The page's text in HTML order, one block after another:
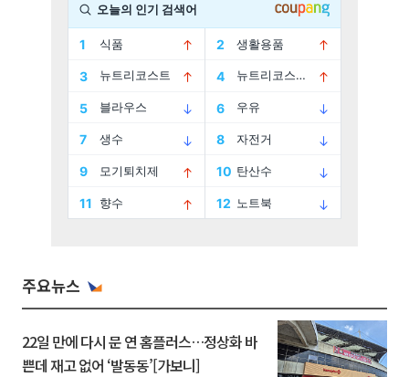
주요뉴스
22일 만에 다시 문 연 홈플러스…정상화 바
쁜데 재고 없어 ‘발동동’[가보니]